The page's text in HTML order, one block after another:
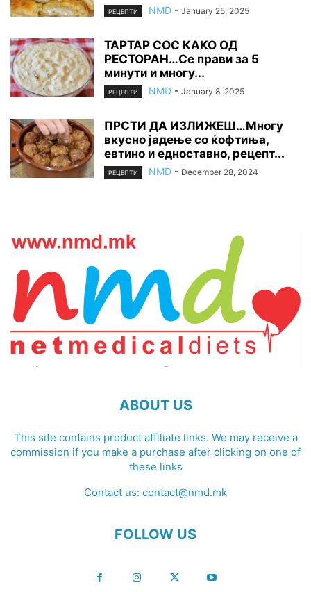
РЕЦЕПТИ NMD - January 25, 2025
ТАРТАР СОС КАКО ОД
РЕСТОРАН…Се прави за 5
минути и многу...
РЕЦЕПТИ NMD - January 8, 2025
ПРСТИ ДА ИЗЛИЖЕШ…Многу
вкусно јадење со ќофтиња,
евтино и едноставно, рецепт...
РЕЦЕПТИ NMD - December 28, 2024
ABOUT US
This site contains product affiliate links. We may receive a
commission if you make a purchase after clicking on one of
these links
Contact us: contact@nmd.mk
FOLLOW US